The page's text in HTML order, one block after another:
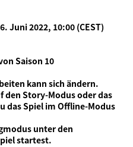
Juni 2022, 10:00 (CEST)
Saison 10
kann sich ändern.
den Story-Modus oder das
das Spiel im Offline-Modus
unter den
startest.